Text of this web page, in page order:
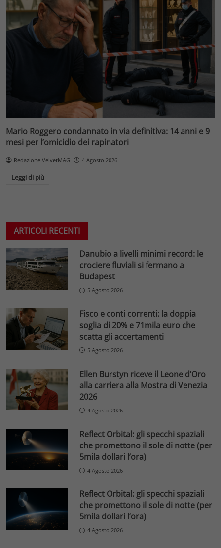
Mario Roggero condannato in via definitiva: 14 anni e 9
mesi per l’omicidio dei rapinatori
Redazione VelvetMAG 4 Agosto 2026
Leggi di più
ARTICOLI RECENTI
Danubio a livelli minimi record: le
crociere fluviali si fermano a
Budapest
5 Agosto 2026
Fisco e conti correnti: la doppia
soglia di 20% e 71mila euro che
scatta gli accertamenti
5 Agosto 2026
Ellen Burstyn riceve il Leone d’Oro
alla carriera alla Mostra di Venezia
2026
4 Agosto 2026
Reflect Orbital: gli specchi spaziali
che promettono il sole di notte (per
5mila dollari l’ora)
4 Agosto 2026
Reflect Orbital: gli specchi spaziali
che promettono il sole di notte (per
5mila dollari l’ora)
4 Agosto 2026